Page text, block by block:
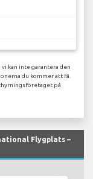
kan inte garantera den
du kommer att få.
på
Flygplats –